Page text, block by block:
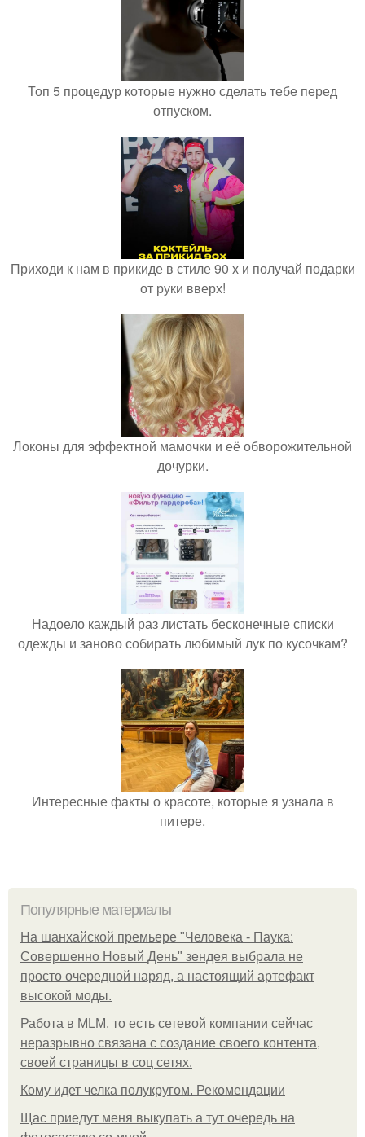
Топ 5 процедур которые нужно сделать тебе перед
отпуском.
Приходи к нам в прикиде в стиле 90 х и получай подарки
от руки вверх!
Локоны для эффектной мамочки и её обворожительной
дочурки.
Надоело каждый раз листать бесконечные списки
одежды и заново собирать любимый лук по кусочкам?
Интересные факты о красоте, которые я узнала в
питере.
Популярные материалы
На шанхайской премьере "Человека - Паука:
Совершенно Новый День" зендея выбрала не
просто очередной наряд, а настоящий артефакт
высокой моды.
Работа в MLM, то есть сетевой компании сейчас
неразрывно связана с создание своего контента,
своей страницы в соц сетях.
Кому идет челка полукругом. Рекомендации
Щас приедут меня выкупать а тут очередь на